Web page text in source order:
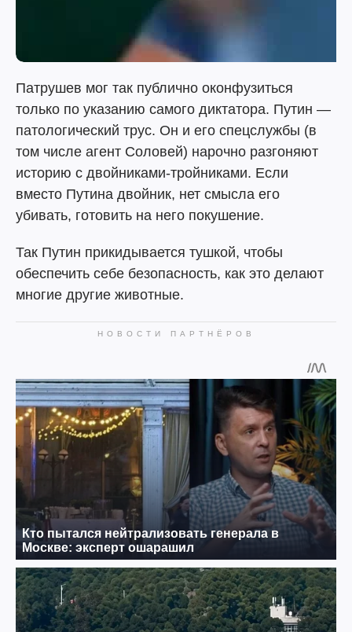
Патрушев мог так публично оконфузиться
только по указанию самого диктатора. Путин —
патологический трус. Он и его спецслужбы (в
том числе агент Соловей) нарочно разгоняют
историю с двойниками-тройниками. Если
вместо Путина двойник, нет смысла его
убивать, готовить на него покушение.
Так Путин прикидывается тушкой, чтобы
обеспечить себе безопасность, как это делают
многие другие животные.